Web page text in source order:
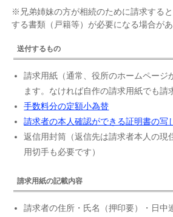
※兄弟姉妹の方が相続のために請求する
する書類（戸籍等）が必要になる場合があ
送付するもの
請求用紙（通常、役所のホームページ
ます。なければ自作の請求用紙でも請
手数料分の定額小為替
請求者の本人確認ができる証明書の写
返信用封筒（返信先は請求者本人の現
用切手も必要です）
請求用紙の記載内容
請求者の住所・氏名（押印要）・日中